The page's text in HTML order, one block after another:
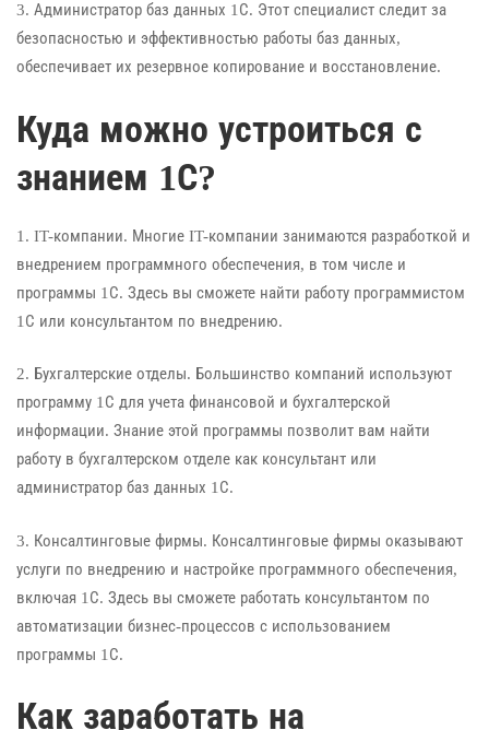
3. Администратор баз данных 1С. Этот специалист следит за
безопасностью и эффективностью работы баз данных,
обеспечивает их резервное копирование и восстановление.
Куда можно устроиться с
знанием 1С?
1. IT-компании. Многие IT-компании занимаются разработкой и
внедрением программного обеспечения, в том числе и
программы 1С. Здесь вы сможете найти работу программистом
1С или консультантом по внедрению.
2. Бухгалтерские отделы. Большинство компаний используют
программу 1С для учета финансовой и бухгалтерской
информации. Знание этой программы позволит вам найти
работу в бухгалтерском отделе как консультант или
администратор баз данных 1С.
3. Консалтинговые фирмы. Консалтинговые фирмы оказывают
услуги по внедрению и настройке программного обеспечения,
включая 1С. Здесь вы сможете работать консультантом по
автоматизации бизнес-процессов с использованием
программы 1С.
Как заработать на